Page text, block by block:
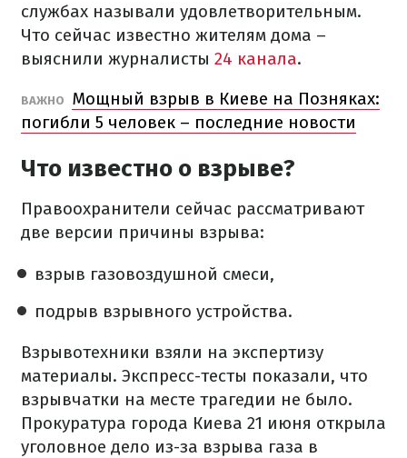
службах называли удовлетворительным.
Что сейчас известно жителям дома –
выяснили журналисты 24 канала.
ВАЖНО
Мощный взрыв в Киеве на Позняках:
погибли 5 человек – последние новости
Что известно о взрыве?
Правоохранители сейчас рассматривают
две версии причины взрыва:
взрыв газовоздушной смеси,
подрыв взрывного устройства.
Взрывотехники взяли на экспертизу
материалы. Экспресс-тесты показали, что
взрывчатки на месте трагедии не было.
Прокуратура города Киева 21 июня открыла
уголовное дело из-за взрыва газа в